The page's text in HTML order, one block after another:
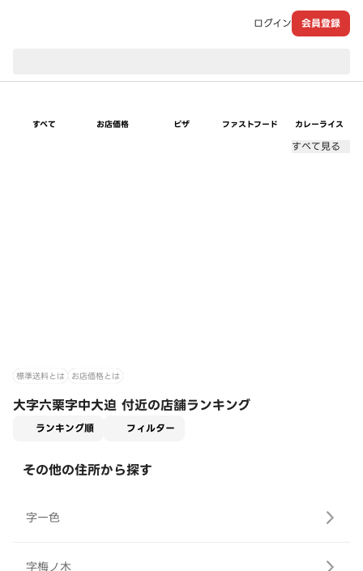
ログイン 会員登録
すべて お店価格 ピザ ファストフード カレーライス
すべて見る
標準送料とは お店価格とは
大字六栗字中大迫 付近の店舗ランキング
ランキング順 フィルター
その他の住所から探す
字一色
字梅ノ木